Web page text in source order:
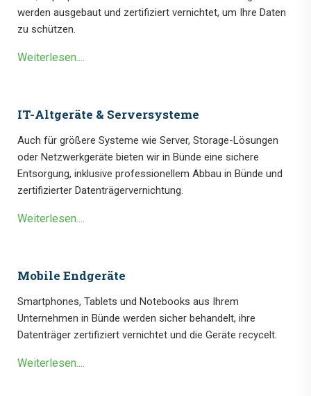
werden ausgebaut und zertifiziert vernichtet, um Ihre Daten
zu schützen.
Weiterlesen....
IT-Altgeräte & Serversysteme
Auch für größere Systeme wie Server, Storage-Lösungen
oder Netzwerkgeräte bieten wir in Bünde eine sichere
Entsorgung, inklusive professionellem Abbau in Bünde und
zertifizierter Datenträgervernichtung.
Weiterlesen....
Mobile Endgeräte
Smartphones, Tablets und Notebooks aus Ihrem
Unternehmen in Bünde werden sicher behandelt, ihre
Datenträger zertifiziert vernichtet und die Geräte recycelt.
Weiterlesen....